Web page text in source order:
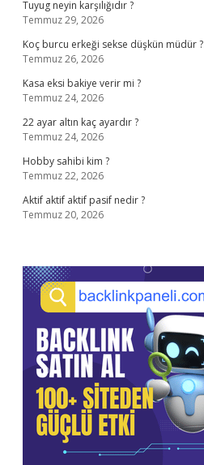
Tuyug neyin karşılığıdır ?
Temmuz 29, 2026
Koç burcu erkeği sekse düşkün müdür ?
Temmuz 26, 2026
Kasa eksi bakiye verir mi ?
Temmuz 24, 2026
22 ayar altın kaç ayardır ?
Temmuz 24, 2026
Hobby sahibi kim ?
Temmuz 22, 2026
Aktif aktif aktif pasif nedir ?
Temmuz 20, 2026